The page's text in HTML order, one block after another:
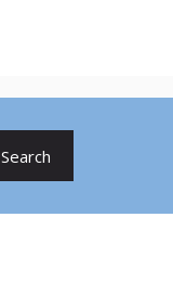
Search